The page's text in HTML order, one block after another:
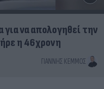
να απολογηθεί την
η 46χρονη
ΓΙΆΝΝΗΣ ΚΈΜΜΟΣ